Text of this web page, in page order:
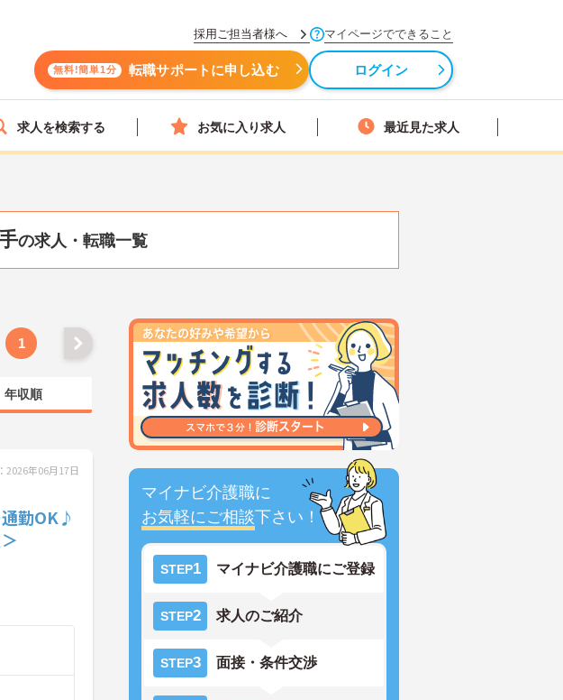
採用ご担当者様へ マイページでできること
無料!簡単1分 転職サポートに申し込む ログイン
求人を検索する お気に入り求人 最近見た求人
の求人・転職一覧
マイナビ介護職に
お気軽にご相談下さい！
STEP1 マイナビ介護職にご登録
STEP2 求人のご紹介
STEP3 面接・条件交渉
1
年収順
2026年06月17日
通勤OK♪